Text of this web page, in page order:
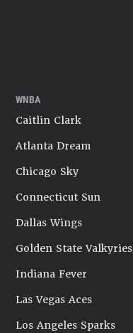
WNBA
Caitlin Clark
Atlanta Dream
Chicago Sky
Connecticut Sun
Dallas Wings
Golden State Valkyries
Indiana Fever
Las Vegas Aces
Los Angeles Sparks